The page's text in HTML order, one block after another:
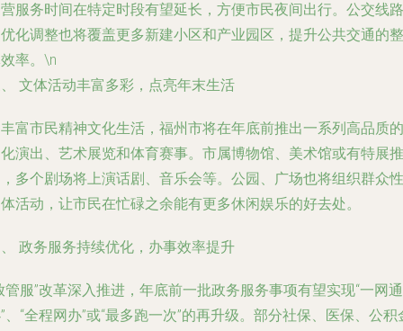
服务时间在特定时段有望延长，方便市民夜间出行。公交线路
化调整也将覆盖更多新建小区和产业园区，提升公共交通的整
率。\n
文体活动丰富多彩，点亮年末生活
富市民精神文化生活，福州市将在年底前推出一系列高品质的
演出、艺术展览和体育赛事。市属博物馆、美术馆或有特展推
多个剧场将上演话剧、音乐会等。公园、广场也将组织群众性
活动，让市民在忙碌之余能有更多休闲娱乐的好去处。
政务服务持续优化，办事效率提升
管服”改革深入推进，年底前一批政务服务事项有望实现“一网通
、“全程网办”或“最多跑一次”的再升级。部分社保、医保、公积